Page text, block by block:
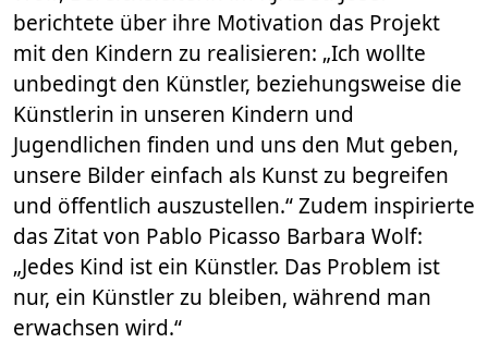
berichtete über ihre Motivation das Projekt
mit den Kindern zu realisieren: „Ich wollte
unbedingt den Künstler, beziehungsweise die
Künstlerin in unseren Kindern und
Jugendlichen finden und uns den Mut geben,
unsere Bilder einfach als Kunst zu begreifen
und öffentlich auszustellen.“ Zudem inspirierte
das Zitat von Pablo Picasso Barbara Wolf:
„Jedes Kind ist ein Künstler. Das Problem ist
nur, ein Künstler zu bleiben, während man
erwachsen wird.“